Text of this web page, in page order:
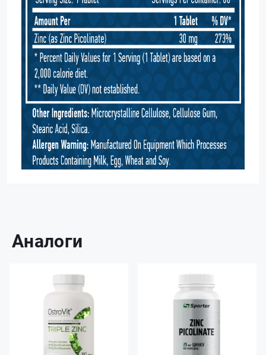
Аналоги